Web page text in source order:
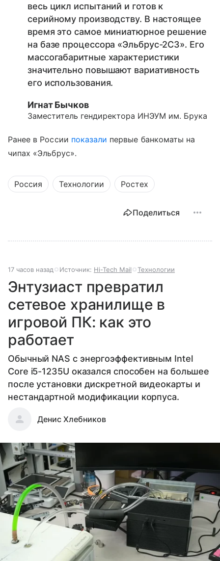
весь цикл испытаний и готов к
серийному производству. В настоящее
время это самое миниатюрное решение
на базе процессора «Эльбрус-2С3». Его
массогабаритные характеристики
значительно повышают вариативность
его использования.
Игнат Бычков
Заместитель гендиректора ИНЭУМ им. Брука
Ранее в России показали первые банкоматы на
чипах «Эльбрус».
Россия Технологии Ростех
Поделиться
17 часов назад Источник: Hi-Tech Mail Технологии
Энтузиаст превратил
сетевое хранилище в
игровой ПК: как это
работает
Обычный NAS с энергоэффективным Intel
Core i5-1235U оказался способен на большее
после установки дискретной видеокарты и
нестандартной модификации корпуса.
Денис Хлебников